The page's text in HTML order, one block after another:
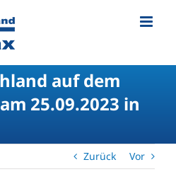
auf dem
25.09.2023 in
Zurück Vor